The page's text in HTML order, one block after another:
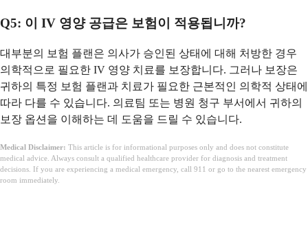
Q5: 이 IV 영양 공급은 보험이 적용됩니까?
대부분의 보험 플랜은 의사가 승인된 상태에 대해 처방한 경우
의학적으로 필요한 IV 영양 치료를 보장합니다. 그러나 보장은
귀하의 특정 보험 플랜과 치료가 필요한 근본적인 의학적 상태에
따라 다를 수 있습니다. 의료팀 또는 병원 청구 부서에서 귀하의
보장 옵션을 이해하는 데 도움을 드릴 수 있습니다.
Medical Disclaimer: This article is for informational purposes only and does not constitute
medical advice. Always consult a qualified healthcare provider for diagnosis and treatment
decisions. If you are experiencing a medical emergency, call 911 or go to the nearest emergency
room immediately.